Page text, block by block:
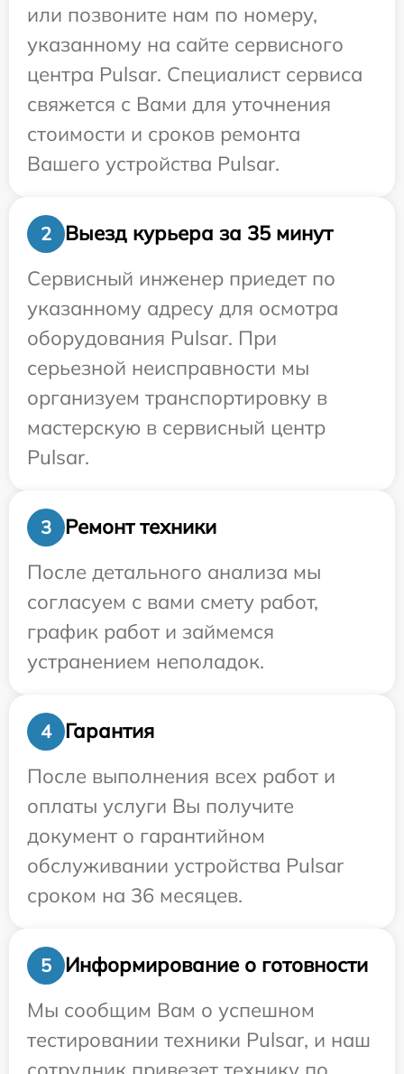
или позвоните нам по номеру,
указанному на сайте сервисного
центра Pulsar. Специалист сервиса
свяжется с Вами для уточнения
стоимости и сроков ремонта
Вашего устройства Pulsar.
2
Выезд курьера за 35 минут
Сервисный инженер приедет по
указанному адресу для осмотра
оборудования Pulsar. При
серьезной неисправности мы
организуем транспортировку в
мастерскую в сервисный центр
Pulsar.
3
Ремонт техники
После детального анализа мы
согласуем с вами смету работ,
график работ и займемся
устранением неполадок.
4
Гарантия
После выполнения всех работ и
оплаты услуги Вы получите
документ о гарантийном
обслуживании устройства Pulsar
сроком на 36 месяцев.
5
Информирование о готовности
Мы сообщим Вам о успешном
тестировании техники Pulsar, и наш